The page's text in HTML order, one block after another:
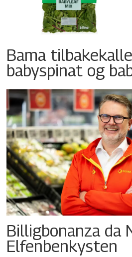
Bama
babyspinat og
Billigbonanza da
Elfenbenkysten